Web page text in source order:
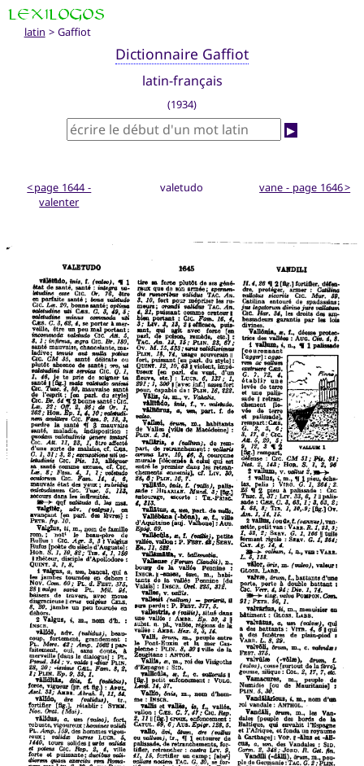
latin > Gaffiot
Dictionnaire Gaffiot
latin-français
(1934)
▶
< page 1644 -
valenter
valetudo vane - page 1646 >